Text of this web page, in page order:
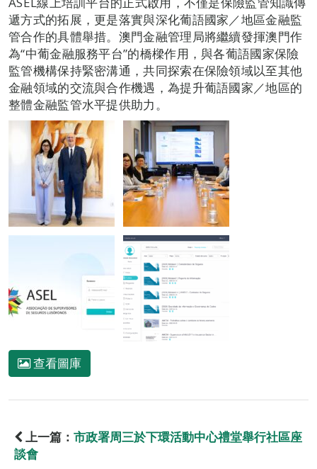
遞方式的拓展，更是落實與深化葡語國家／地區金融監
管合作的具體舉措。澳門金融管理局將繼續發揮澳門作
為“中葡金融服務平台”的橋樑作用，與各葡語國家保險
監管機構保持緊密溝通，共同探索在保險領域以至其他
金融領域的交流與合作機遇，為提升葡語國家／地區的
整體金融監管水平提供助力。
查看圖庫
上一篇： 市政署周三於下環活動中心禮堂舉行社區座
談會